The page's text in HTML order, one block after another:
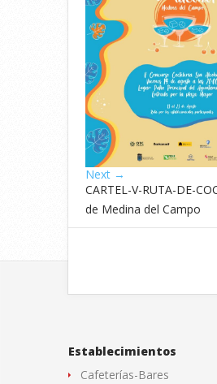
Next →
CARTEL-V-RUTA-DE-
de Medina del Campo
Establecimientos
Cafeterías-Bares